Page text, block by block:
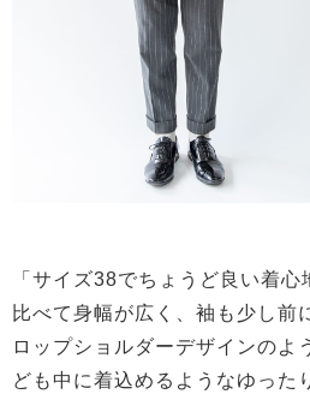
「サイズ38でちょうど良い着
比べて身幅が広く、袖も少し前
ロップショルダーデザインのよ
ども中に着込めるようなゆった